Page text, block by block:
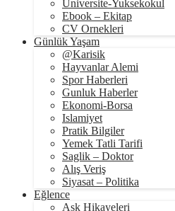
Universite-Yuksekokul
Ebook – Ekitap
CV Ornekleri
Günlük Yaşam
@Karisik
Hayvanlar Alemi
Spor Haberleri
Gunluk Haberler
Ekonomi-Borsa
Islamiyet
Pratik Bilgiler
Yemek Tatli Tarifi
Saglik – Doktor
Alış Veriş
Siyasat – Politika
Eğlence
Ask Hikayeleri